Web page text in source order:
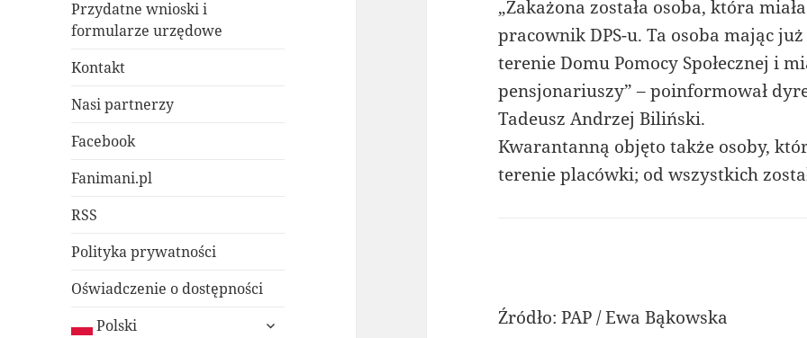
Przydatne wnioski i
formularze urzędowe
Kontakt
Nasi partnerzy
Facebook
Fanimani.pl
RSS
Polityka prywatności
Oświadczenie o dostępności
Polski
rozwiń
„Zakażona została osoba, która
pracownik DPS-u. Ta osoba mając
terenie Domu Pomocy Społecznej i
pensjonariuszy” – poinformował
Tadeusz Andrzej Biliński.
Kwarantanną objęto także osoby,
terenie placówki; od wszystkich
Źródło: PAP / Ewa Bąkowska